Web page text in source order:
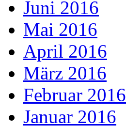
Juni 2016
Mai 2016
April 2016
März 2016
Februar 2016
Januar 2016